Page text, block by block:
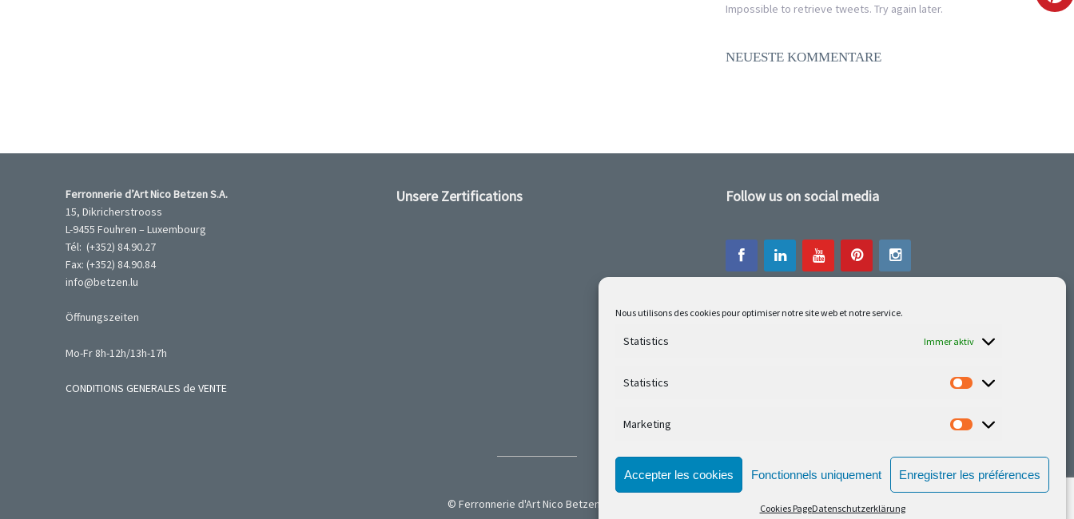
Nous utilisons des cookies pour optimiser notre site web et notre service.
Statistics Immer aktiv
Statistics
Marketing
Accepter les cookies Fonctionnels uniquement Enregistrer les préférences
Cookies PageDatenschutzerklärung
Impossible to retrieve tweets. Try again later.
NEUESTE KOMMENTARE
Ferronnerie d’Art Nico Betzen S.A.
15, Dikricherstrooss
L-9455 Fouhren – Luxembourg
Tél: (+352) 84.90.27
Fax: (+352) 84.90.84
info@betzen.lu
Öffnungszeiten
Mo-Fr 8h-12h/13h-17h
CONDITIONS GENERALES de VENTE
Unsere Zertifications Follow us on social media
Unsere neuesten Errungenschaften sind auf
© Ferronnerie d'Art Nico Betzen 2026.